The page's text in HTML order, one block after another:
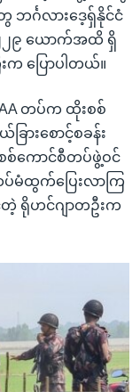
ဘင်္ဂလားဒေ့ရှ်နိုင်ငံ
၉ ယောက်အထိ ရှိ
က ပြောပါတယ်။
တပ်က ထိုးစစ်
ားစောင့်စခန်း
စ်ကောင်စီတပ်ဖွဲ့ဝင်
မံထွက်ပြေးလာကြ
ရိုဟင်ဂျာတဦးက